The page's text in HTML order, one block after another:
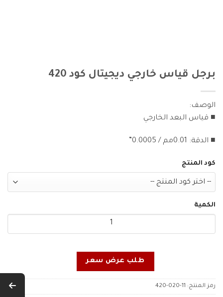
برجل قياس خارجي ديجيتال كود 420
الوصف:
■ قياس البعد الخارجي
■ الدقة: 0.01مم / 0.0005”
كود المنتج
الكمية
طلب عرض سعر
رمز المنتج: 420-020-11